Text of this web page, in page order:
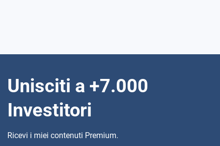
Unisciti a +7.000
Investitori
Ricevi i miei contenuti Premium.